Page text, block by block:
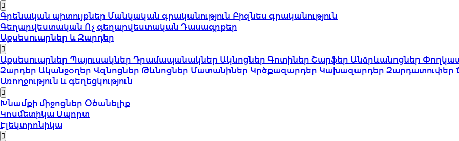
Գրենական պիտույքներ Մանկական գրականություն Բիզնես գրականություն
Գեղարվեստական Ոչ գեղարվեստական Դասագրքեր
Աքսեսուարներ և Զարդեր
Աքսեսուարներ Պայուսակներ Դրամապանակներ Ակնոցներ Գոտիներ Շարֆեր Անձրևանոցներ
Զարդեր Ականջօղեր Վզնոցներ Թևնոցներ Մատանիներ Կրծքազարդեր Կախազարդեր Զարդատուփեր
Առողջություն և գեղեցկություն
Խնամքի միջոցներ Օծանելիք
Կոսմետիկա Սպորտ
Էլեկտրոնիկա